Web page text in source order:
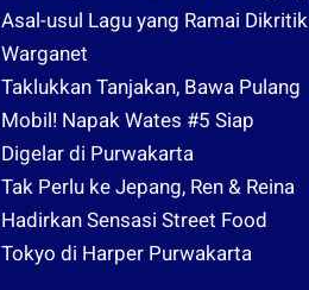
Asal-usul Lagu yang Ramai Dikritik
Warganet
Taklukkan Tanjakan, Bawa Pulang
Mobil! Napak Wates #5 Siap
Digelar di Purwakarta
Tak Perlu ke Jepang, Ren & Reina
Hadirkan Sensasi Street Food
Tokyo di Harper Purwakarta